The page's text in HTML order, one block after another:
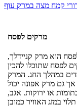
קמח מצה במרק עוף
מרקים לפסח
הוא מרק קניידלך,
לפסח שתוכלו להכין
במהלך החג. המרק
אך גם מרק אפונה יכול
או ירוקות. אגב,